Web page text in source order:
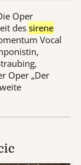
Oper
des sirene
Vocal
Oper „Der